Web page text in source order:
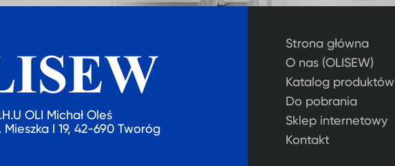
OLI Michał Oleś
Mieszka I 19, 42-690 Tworóg
Strona główna
O nas (OLISEW)
Katalog produktów
Do pobrania
Sklep internetowy
Kontakt